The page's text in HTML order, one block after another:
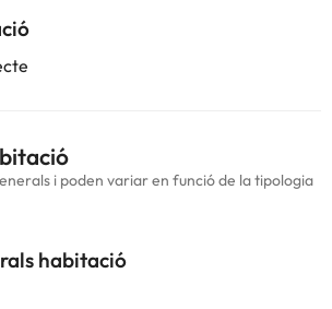
i poden variar en funció de la tipologia
habitació